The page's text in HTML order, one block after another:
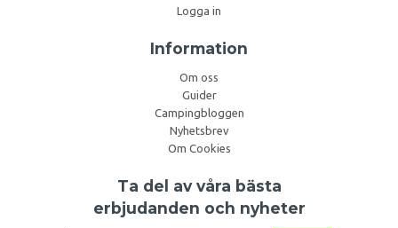
Logga in
Information
Om oss
Guider
Campingbloggen
Nyhetsbrev
Om Cookies
Ta del av våra bästa
erbjudanden och nyheter